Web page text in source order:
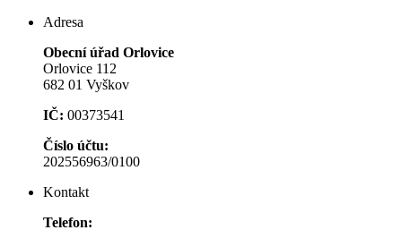
Adresa
Obecní úřad Orlovice
Orlovice 112
682 01 Vyškov
IČ: 00373541
Číslo účtu:
202556963/0100
Kontakt
Telefon: